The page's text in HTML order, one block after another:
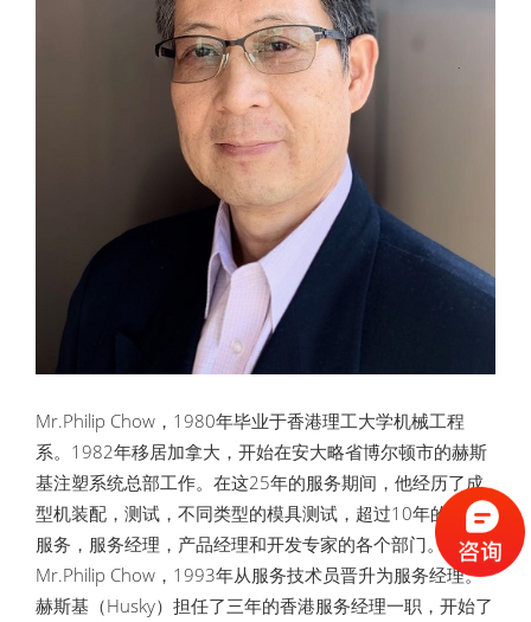
Mr.Philip Chow，1980年毕业于香港理工大学机械工程
系。1982年移居加拿大，开始在安大略省博尔顿市的赫斯
基注塑系统总部工作。在这25年的服务期间，他经历了成
型机装配，测试，不同类型的模具测试，超过10年的现场
服务，服务经理，产品经理和开发专家的各个部门。
Mr.Philip Chow，1993年从服务技术员晋升为服务经理。
赫斯基（Husky）担任了三年的香港服务经理一职，开始了